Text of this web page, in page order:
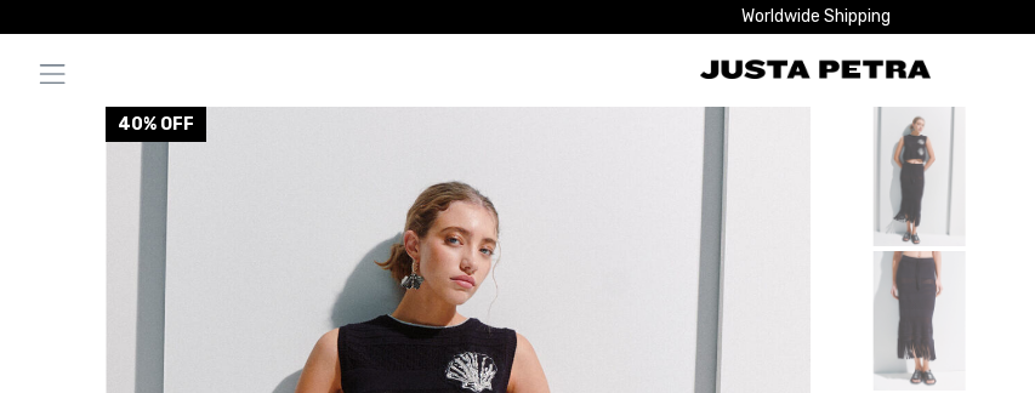
Worldwide Shipping
40% OFF